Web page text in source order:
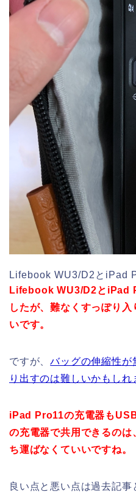
Lifebook WU3/D2とiPad
Lifebook WU3/D2とiPad
したが、難なくすっぽり
いです。
ですが、バッグの伸縮性が
り出すのは難しいかもしれ
iPad Pro11の充電器も
の充電器で共用できるの
ち運ばなくていいですね。
良い点と悪い点は過去記